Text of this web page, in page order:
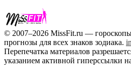
© 2007–2026 MissFit.ru —
прогнозы для всех знаков зодиака.
Перепечатка материалов
указанием активной гиперссылки